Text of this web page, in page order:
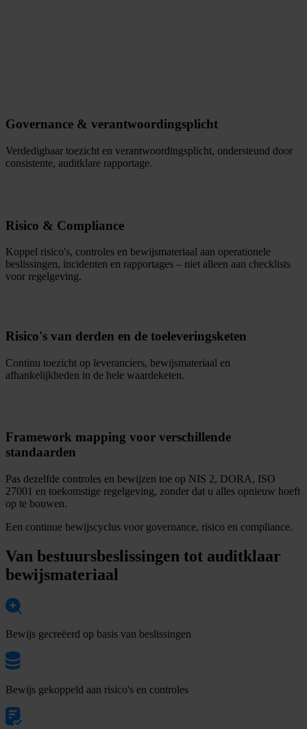
Governance & verantwoordingsplicht
Verdedigbaar toezicht en verantwoordingsplicht, ondersteund door
consistente, auditklare rapportage.
Risico & Compliance
Koppel risico's, controles en bewijsmateriaal aan operationele
beslissingen, incidenten en rapportages – niet alleen aan checklists
voor regelgeving.
Risico's van derden en de toeleveringsketen
Continu toezicht op leveranciers, bewijsmateriaal en
afhankelijkheden in de hele waardeketen.
Framework mapping voor verschillende
standaarden
Pas dezelfde controles en bewijzen toe op NIS 2, DORA, ISO
27001 en toekomstige regelgeving, zonder dat u alles opnieuw hoeft
op te bouwen.
Een continue bewijscyclus voor governance, risico en compliance.
Van bestuursbeslissingen tot auditklaar
bewijsmateriaal
Bewijs gecreëerd op basis van beslissingen
Bewijs gekoppeld aan risico's en controles